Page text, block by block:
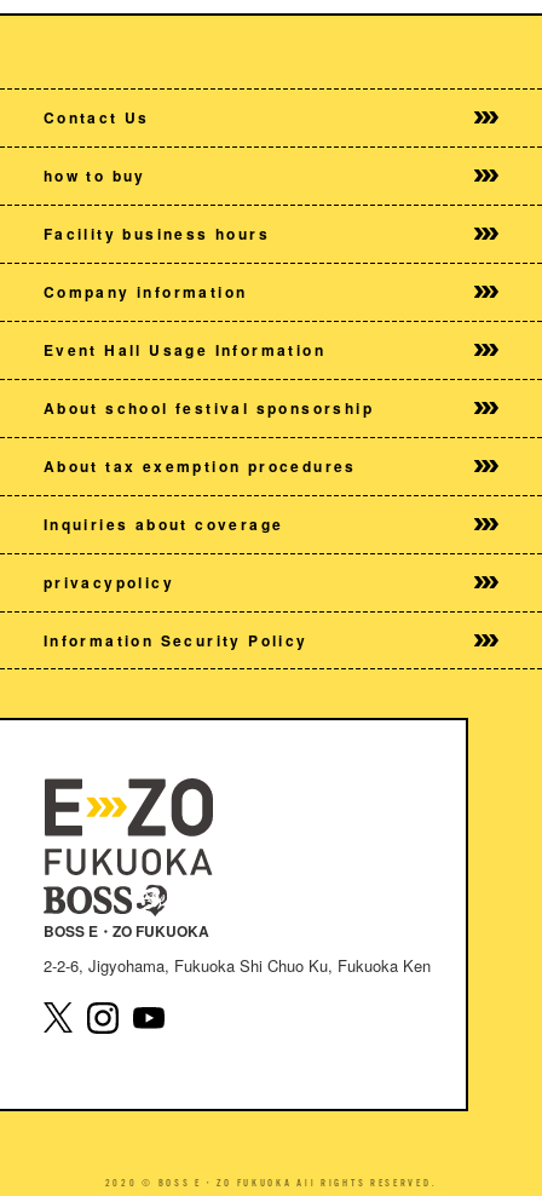
BOSS E・ZO FUKUOKA
2-2-6, Jigyohama, Fukuoka Shi Chuo Ku, Fukuoka Ken
Contact Us
how to buy
Facility business hours
Company information
Event Hall Usage Information
About school festival sponsorship
About tax exemption procedures
Inquiries about coverage
privacypolicy
Information Security Policy
2020 © BOSS E・ZO FUKUOKA All RIGHTS RESERVED.